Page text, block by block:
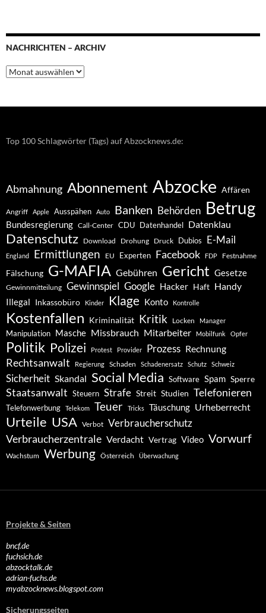
NACHRICHTEN – ARCHIV
Nachrichten
–
Top 100 Schlagwörter (Tags) auf Abzocknews.de:
Abmahnung Abonnement Abzocke Affären
Angriff Apple Ausspähen Auto Banken Behörden Betrug
Bundesregierung Call-Center CDU Datenhandel Datenklau
Datenschutz Download Drohung Druck Dubios E-Mail
England Ermittlungen EU Experten Facebook FDP Festnahme
Fälschung G-MAFIA Gebühren Gericht Gesetze
Gewinnmitteilung Gewinnspiel Google Hacker Haft Handy
Illegal Inkassobüro Kinder Klage Konto Kontrolle
Kostenfallen Kriminalität Kritik Locken Manager
Manipulation Masche Missbrauch Mitarbeiter Mobilfunk Opfer
Politik Polizei Protest Provider Prozess Rechnung
Rechtsanwalt Regierung Schaden Schadenersatz Schutz Schweiz
Sicherheit Skandal Social Media Software Spam Sperre
Staatsanwalt Steuern Strafe Streit Studien Telefonieren
Telefonwerbung Telekom Teuer Tricks Täuschung Urheberrecht
Urteile USA Verbot Verbraucherschutz
Verbraucherzentrale Verdacht Vertrag Video Vorwurf
Wachstum Werbung Österreich Überwachung
Projekte & Seiten
bncf.de
fuchsich.de
abzocktalk.de
adrian-fuchs.de
myabzocknews.blogspot.com
Sicherungsseiten